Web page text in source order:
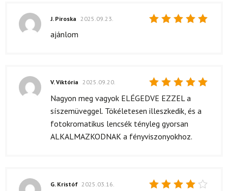
J. Piroska 2025.09.23.
ajánlom
Értékelés:
V. Viktória 2025.09.20.
Nagyon meg vagyok ELÉGEDVE EZZEL a
síszemüveggel. Tökéletesen illeszkedik, és a
fotokromatikus lencsék tényleg gyorsan
ALKALMAZKODNAK a fényviszonyokhoz.
G. Kristóf 2025.03.16.